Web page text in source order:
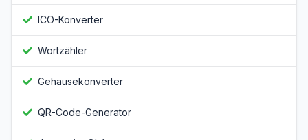
ICO-Konverter
Wortzähler
Gehäusekonverter
QR-Code-Generator